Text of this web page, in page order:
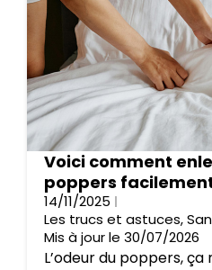
Voici comment
poppers
14/11/2025
Les trucs et astuces,
Mis à jour le 30/07/2026
L’odeur du poppers, ça